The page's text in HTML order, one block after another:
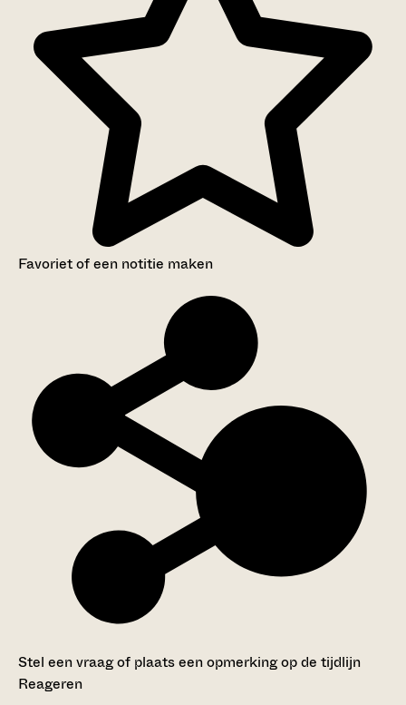
Favoriet of een notitie maken
Stel een vraag of plaats een opmerking op de tijdlijn
Reageren